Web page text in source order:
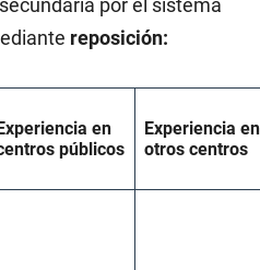
por el sistema
reposición:
en
públicos
Experiencia en
otros centros